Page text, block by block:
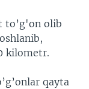
to’g'on olib
kilometr.
qayta